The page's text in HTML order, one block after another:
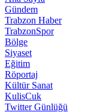
Gündem
Trabzon Haber
TrabzonSpor
Bölge
Siyaset
Eğitim
Röportaj
Kültür Sanat
KulisCuk
Twitter Günlüğü